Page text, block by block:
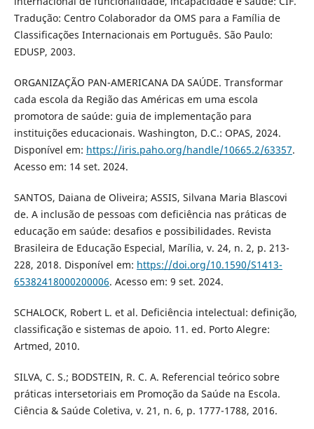
Tradução: Centro Colaborador da OMS para a Família de
Classificações Internacionais em Português. São Paulo:
EDUSP, 2003.
ORGANIZAÇÃO PAN-AMERICANA DA SAÚDE. Transformar
cada escola da Região das Américas em uma escola
promotora de saúde: guia de implementação para
instituições educacionais. Washington, D.C.: OPAS, 2024.
Disponível em: https://iris.paho.org/handle/10665.2/63357.
Acesso em: 14 set. 2024.
SANTOS, Daiana de Oliveira; ASSIS, Silvana Maria Blascovi
de. A inclusão de pessoas com deficiência nas práticas de
educação em saúde: desafios e possibilidades. Revista
Brasileira de Educação Especial, Marília, v. 24, n. 2, p. 213-
228, 2018. Disponível em: https://doi.org/10.1590/S1413-
65382418000200006. Acesso em: 9 set. 2024.
SCHALOCK, Robert L. et al. Deficiência intelectual: definição,
classificação e sistemas de apoio. 11. ed. Porto Alegre:
Artmed, 2010.
SILVA, C. S.; BODSTEIN, R. C. A. Referencial teórico sobre
práticas intersetoriais em Promoção da Saúde na Escola.
Ciência & Saúde Coletiva, v. 21, n. 6, p. 1777-1788, 2016.